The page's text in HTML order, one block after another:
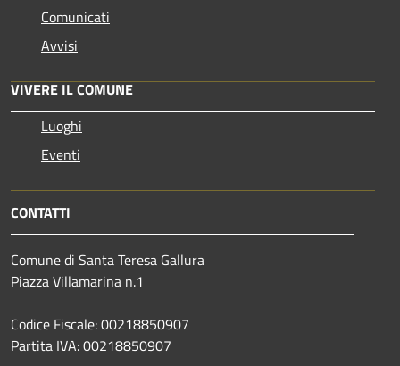
Comunicati
Avvisi
VIVERE IL COMUNE
Luoghi
Eventi
CONTATTI
Comune di Santa Teresa Gallura
Piazza Villamarina n.1
Codice Fiscale: 00218850907
Partita IVA: 00218850907